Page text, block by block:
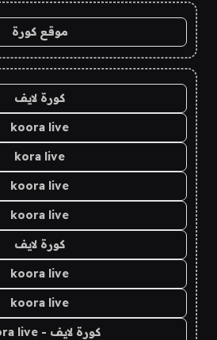
موقع كورة
كورة لايف
koora live
kora live
koora live
koora live
كورة لايف
koora live
koora live
كورة لايف - koora live